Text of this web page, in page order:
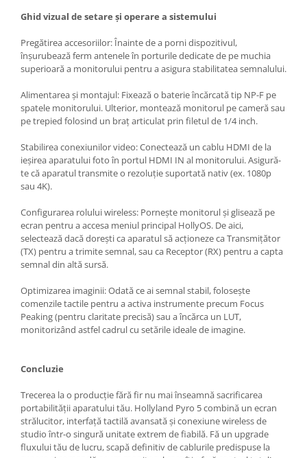
Suruburi si piulite, adaptoare de
Calibrare expunere
Imprimante si Consumabile
Cartuse si cerneluri
Imprimante
Hartie foto
Filme foto si scanere film
Materiale foto alb-negru
Aparate foto unica folosinta
Filme instant FUJI INSTAX
Chimicale developare film alb-
negru
diapozitive 35mm color
diapozitive late 120mm color
negative 35mm alb-negru
negative late 120mm color
Scanere Film
Binocluri, Lupe si Telescoape
Ghid vizual de setare și operare a sistemului
Pregătirea accesoriilor: Înainte de a porni dispozitivul,
înșurubează ferm antenele în porturile dedicate de pe muchia
superioară a monitorului pentru a asigura stabilitatea semnalului.
Alimentarea și montajul: Fixează o baterie încărcată tip NP-F pe
spatele monitorului. Ulterior, montează monitorul pe cameră sau
pe trepied folosind un braț articulat prin filetul de 1/4 inch.
Stabilirea conexiunilor video: Conectează un cablu HDMI de la
ieșirea aparatului foto în portul HDMI IN al monitorului. Asigură-
te că aparatul transmite o rezoluție suportată nativ (ex. 1080p
sau 4K).
Configurarea rolului wireless: Pornește monitorul și glisează pe
ecran pentru a accesa meniul principal HollyOS. De aici,
selectează dacă dorești ca aparatul să acționeze ca Transmițător
(TX) pentru a trimite semnal, sau ca Receptor (RX) pentru a capta
semnal din altă sursă.
Optimizarea imaginii: Odată ce ai semnal stabil, folosește
comenzile tactile pentru a activa instrumente precum Focus
Peaking (pentru claritate precisă) sau a încărca un LUT,
monitorizând astfel cadrul cu setările ideale de imagine.
Concluzie
Trecerea la o producție fără fir nu mai înseamnă sacrificarea
portabilității aparatului tău. Hollyland Pyro 5 combină un ecran
strălucitor, interfață tactilă avansată și conexiune wireless de
studio într-o singură unitate extrem de fiabilă. Fă un upgrade
fluxului tău de lucru, scapă definitiv de cablurile predispuse la